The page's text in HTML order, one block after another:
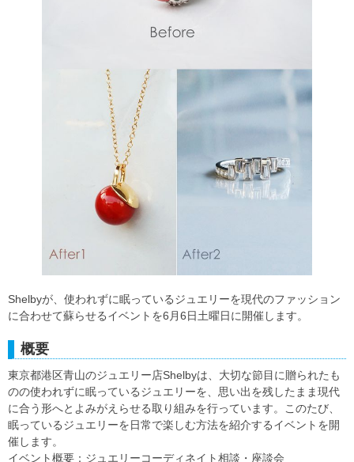
Shelbyが、使われずに眠っているジュエリーを現代のファッション
に合わせて蘇らせるイベントを6月6日土曜日に開催します。
概要
東京都港区青山のジュエリー店Shelbyは、大切な節目に贈られたも
のの使われずに眠っているジュエリーを、思い出を残したまま現代
に合う形へとよみがえらせる取り組みを行っています。このたび、
眠っているジュエリーを日常で楽しむ方法を紹介するイベントを開
催します。
イベント概要：ジュエリーコーディネイト相談・座談会